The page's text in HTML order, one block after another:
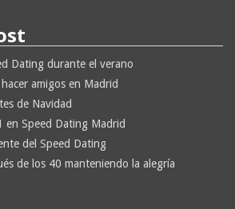
Dating durante el verano
amigos en Madrid
de Navidad
en Speed Dating Madrid
del Speed Dating
de los 40 manteniendo la alegría